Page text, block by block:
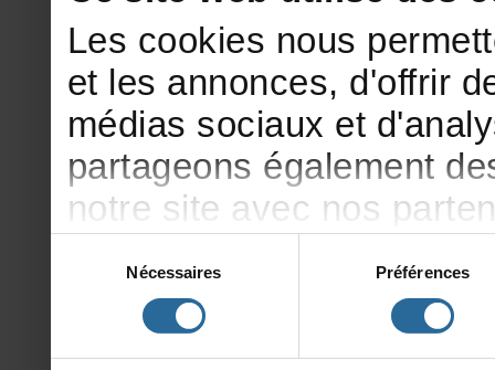
consentement
Nécessaires Préférences